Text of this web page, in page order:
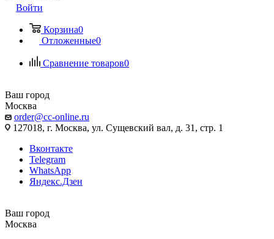
Войти
Корзина0
Отложенные0
Сравнение товаров0
Ваш город
Москва
order@cc-online.ru
127018, г. Москва, ул. Сущевский вал, д. 31, стр. 1
Вконтакте
Telegram
WhatsApp
Яндекс.Дзен
Ваш город
Москва